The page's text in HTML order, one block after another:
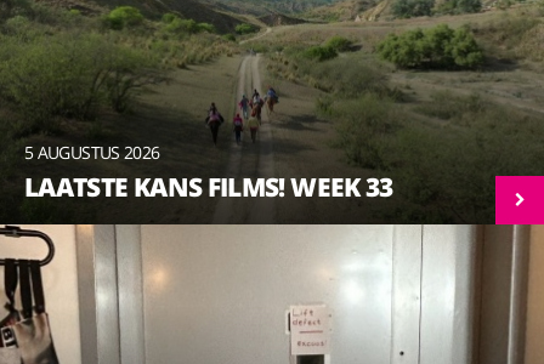
5 AUGUSTUS 2026
LAATSTE KANS FILMS! WEEK 33